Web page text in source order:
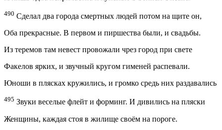
490 Сделал два города смертных людей потом на щите он,
Оба прекрасные. В первом и пиршества были, и свадьбы.
Из теремов там невест провожали чрез город при свете
Факелов ярких, и звучный кругом гименей распевали.
Юноши в плясках кружились, и громко средь них раздавались
495 Звуки веселые флейт и форминг. И дивились на пляски
Женщины, каждая стоя в жилище своём на пороге.